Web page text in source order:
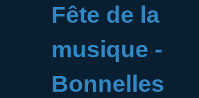
Fête de la
musique -
Bonnelles